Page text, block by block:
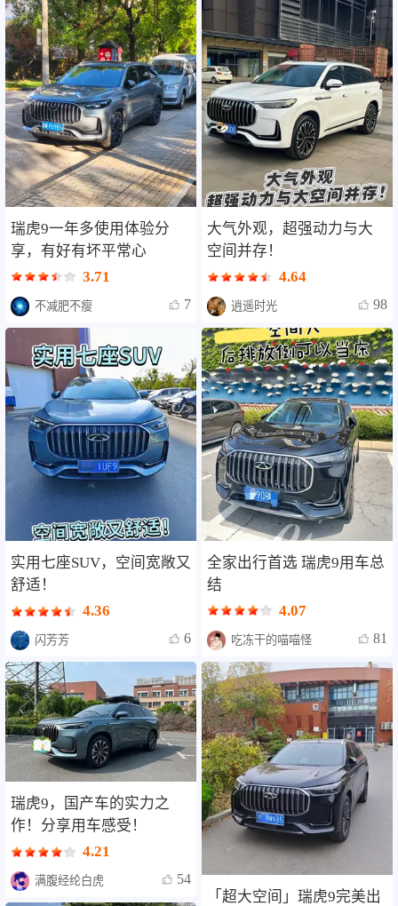
瑞虎9一年多使用体验分
享，有好有坏平常心
3.71
不减肥不瘦 7
实用七座SUV，空间宽敞又
舒适！
4.36
闪芳芳 6
瑞虎9，国产车的实力之
作！分享用车感受！
4.21
满腹经纶白虎 54
大气外观，超强动力与大
空间并存！
4.64
逍遥时光 98
全家出行首选 瑞虎9用车总
结
4.07
吃冻干的喵喵怪 81
「超大空间」瑞虎9完美出